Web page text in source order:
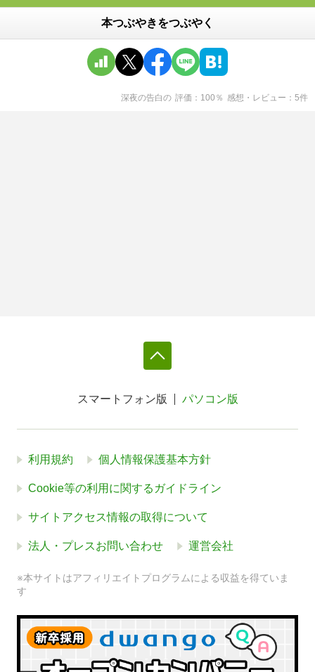
本つぶやきをつぶやく
深夜の告白の 評価 100 ％ 感想・レビュー 5件
スマートフォン版 パソコン版
利用規約 個人情報保護基本方針
Cookie等の利用に関するガイドライン
サイトアクセス情報の取得について
法人・プレスお問い合わせ 運営会社
※本サイトはアフィリエイトプログラムによる収益を得ていま
す